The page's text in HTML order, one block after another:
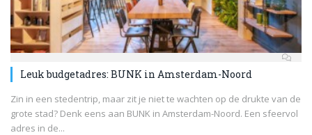
Leuk budgetadres: BUNK in Amsterdam-Noord
Zin in een stedentrip, maar zit je niet te wachten op de drukte van de
grote stad? Denk eens aan BUNK in Amsterdam-Noord. Een sfeervol
adres in de...